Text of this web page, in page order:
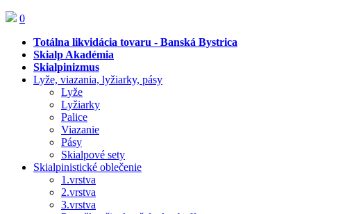
0
Totálna likvidácia tovaru - Banská Bystrica
Skialp Akadémia
Skialpinizmus
Lyže, viazania, lyžiarky, pásy
Lyže
Lyžiarky
Palice
Viazanie
Pásy
Skialpové sety
Skialpinistické oblečenie
1.vrstva
2.vrstva
3.vrstva